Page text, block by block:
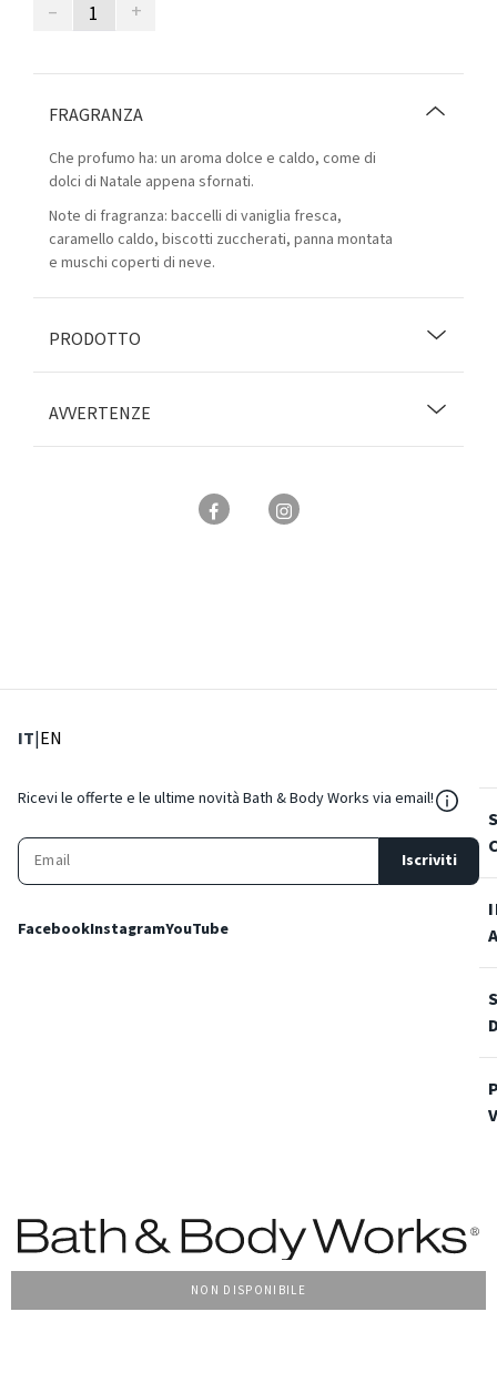
– +
NON DISPONIBILE
FRAGRANZA
Che profumo ha: un aroma dolce e caldo, come di
dolci di Natale appena sfornati.
Note di fragranza: baccelli di vaniglia fresca,
caramello caldo, biscotti zuccherati, panna montata
e muschi coperti di neve.
PRODOTTO
AVVERTENZE
IT: Lingua corrente
|EN
Ricevi le offerte e le ultime novità Bath & Body Works via email!
Iscriviti
FacebookInstagramYouTube
Condizioni Generali di venditaPrivacy PolicyCookie PolicyAccessibilità